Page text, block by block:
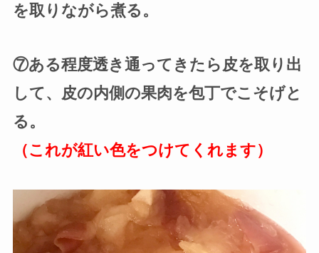
を取りながら煮る。
⑦ある程度透き通ってきたら皮を取り出
して、皮の内側の果肉を包丁でこそげと
る。
（これが紅い色をつけてくれます）